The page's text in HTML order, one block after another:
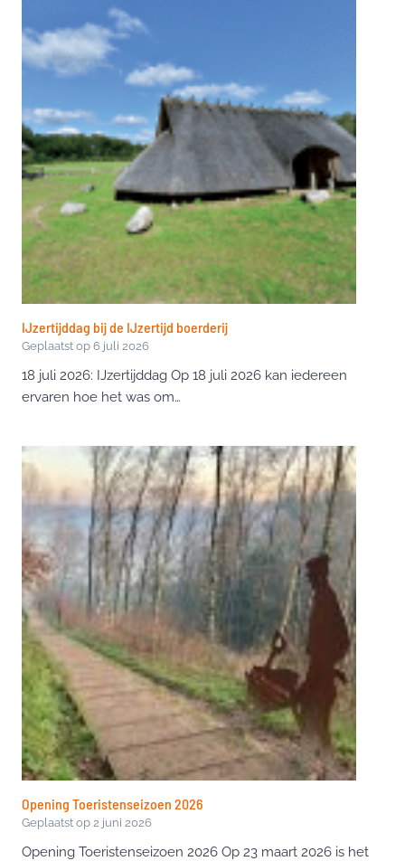
IJzertijddag bij de IJzertijd boerderij
Geplaatst op 6 juli 2026
18 juli 2026: IJzertijddag Op 18 juli 2026 kan iedereen
ervaren hoe het was om…
Opening Toeristenseizoen 2026
Geplaatst op 2 juni 2026
Opening Toeristenseizoen 2026 Op 23 maart 2026 is het